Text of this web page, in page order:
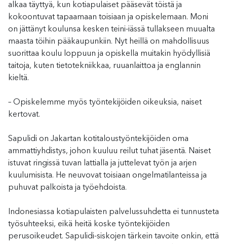
alkaa täyttyä, kun kotiapulaiset pääsevät töistä ja
kokoontuvat tapaamaan toisiaan ja opiskelemaan. Moni
on jättänyt koulunsa kesken teini-iässä tullakseen muualta
maasta töihin pääkaupunkiin. Nyt heillä on mahdollisuus
suorittaa koulu loppuun ja opiskella muitakin hyödyllisiä
taitoja, kuten tietotekniikkaa, ruuanlaittoa ja englannin
kieltä.
– Opiskelemme myös työntekijöiden oikeuksia, naiset
kertovat.
Sapulidi on Jakartan kotitaloustyöntekijöiden oma
ammattiyhdistys, johon kuuluu reilut tuhat jäsentä. Naiset
istuvat ringissä tuvan lattialla ja juttelevat työn ja arjen
kuulumisista. He neuvovat toisiaan ongelmatilanteissa ja
puhuvat palkoista ja työehdoista.
Indonesiassa kotiapulaisten palvelussuhdetta ei tunnusteta
työsuhteeksi, eikä heitä koske työntekijöiden
perusoikeudet. Sapulidi-siskojen tärkein tavoite onkin, että